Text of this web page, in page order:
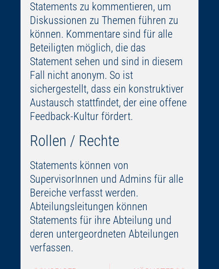
Statements zu kommentieren, um
Diskussionen zu Themen führen zu
können. Kommentare sind für alle
Beteiligten möglich, die das
Statement sehen und sind in diesem
Fall nicht anonym. So ist
sichergestellt, dass ein konstruktiver
Austausch stattfindet, der eine offene
Feedback-Kultur fördert.
Rollen / Rechte
Statements können von
SupervisorInnen und Admins für alle
Bereiche verfasst werden.
Abteilungsleitungen können
Statements für ihre Abteilung und
deren untergeordneten Abteilungen
verfassen.